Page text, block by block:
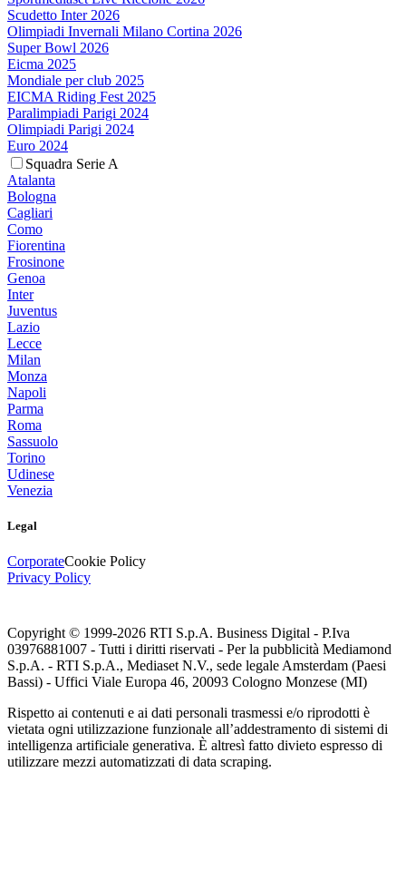
Scudetto Inter 2026
Olimpiadi Invernali Milano Cortina 2026
Super Bowl 2026
Eicma 2025
Mondiale per club 2025
EICMA Riding Fest 2025
Paralimpiadi Parigi 2024
Olimpiadi Parigi 2024
Euro 2024
Squadra Serie A
Atalanta
Bologna
Cagliari
Como
Fiorentina
Frosinone
Genoa
Inter
Juventus
Lazio
Lecce
Milan
Monza
Napoli
Parma
Roma
Sassuolo
Torino
Udinese
Venezia
Legal
CorporateCookie Policy
Privacy Policy
Copyright © 1999-2026 RTI S.p.A. Business Digital - P.Iva
03976881007 - Tutti i diritti riservati - Per la pubblicità Mediamond
S.p.A. - RTI S.p.A., Mediaset N.V., sede legale Amsterdam (Paesi
Bassi) - Uffici Viale Europa 46, 20093 Cologno Monzese (MI)
Rispetto ai contenuti e ai dati personali trasmessi e/o riprodotti è
vietata ogni utilizzazione funzionale all’addestramento di sistemi di
intelligenza artificiale generativa. È altresì fatto divieto espresso di
utilizzare mezzi automatizzati di data scraping.